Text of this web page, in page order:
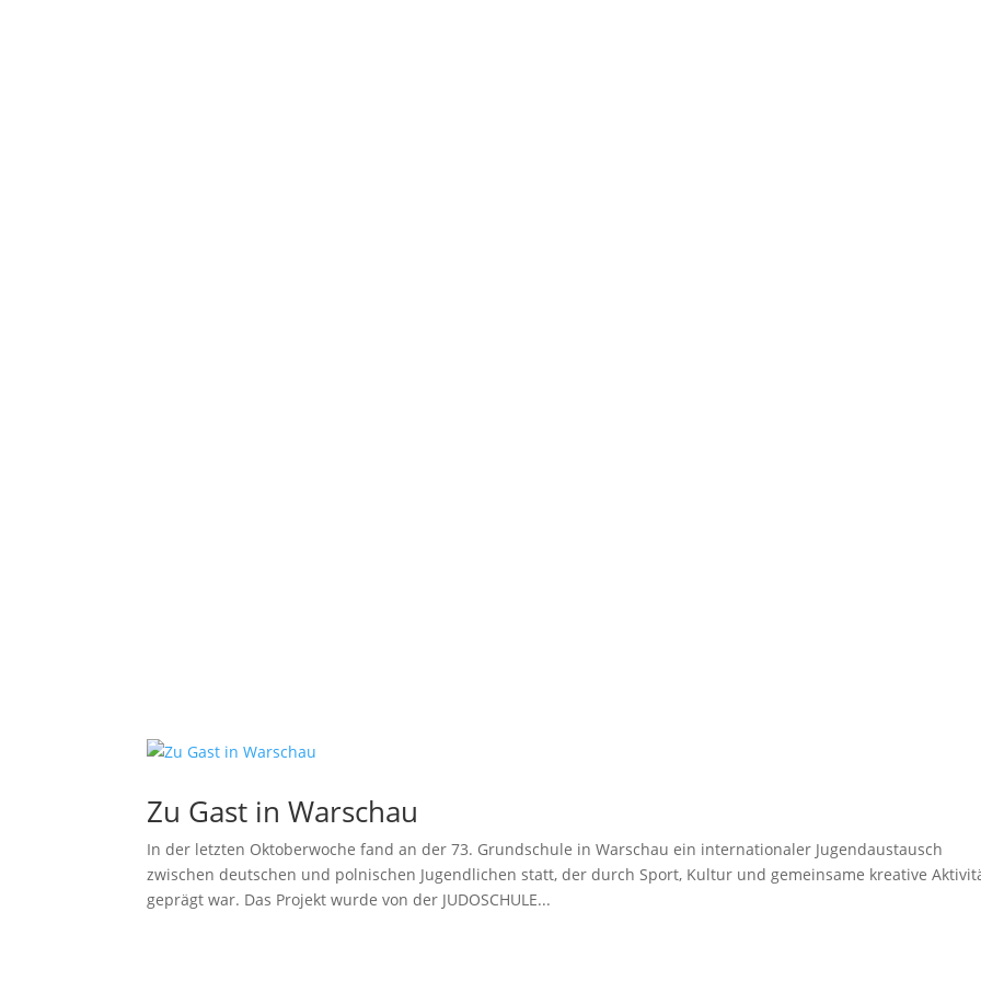
Zu Gast in Warschau
In der letzten Oktoberwoche fand an der 73. Grundschule in Warschau ein internationaler Jugendaustausch
zwischen deutschen und polnischen Jugendlichen statt, der durch Sport, Kultur und gemeinsame kreative
geprägt war. Das Projekt wurde von der JUDOSCHULE...